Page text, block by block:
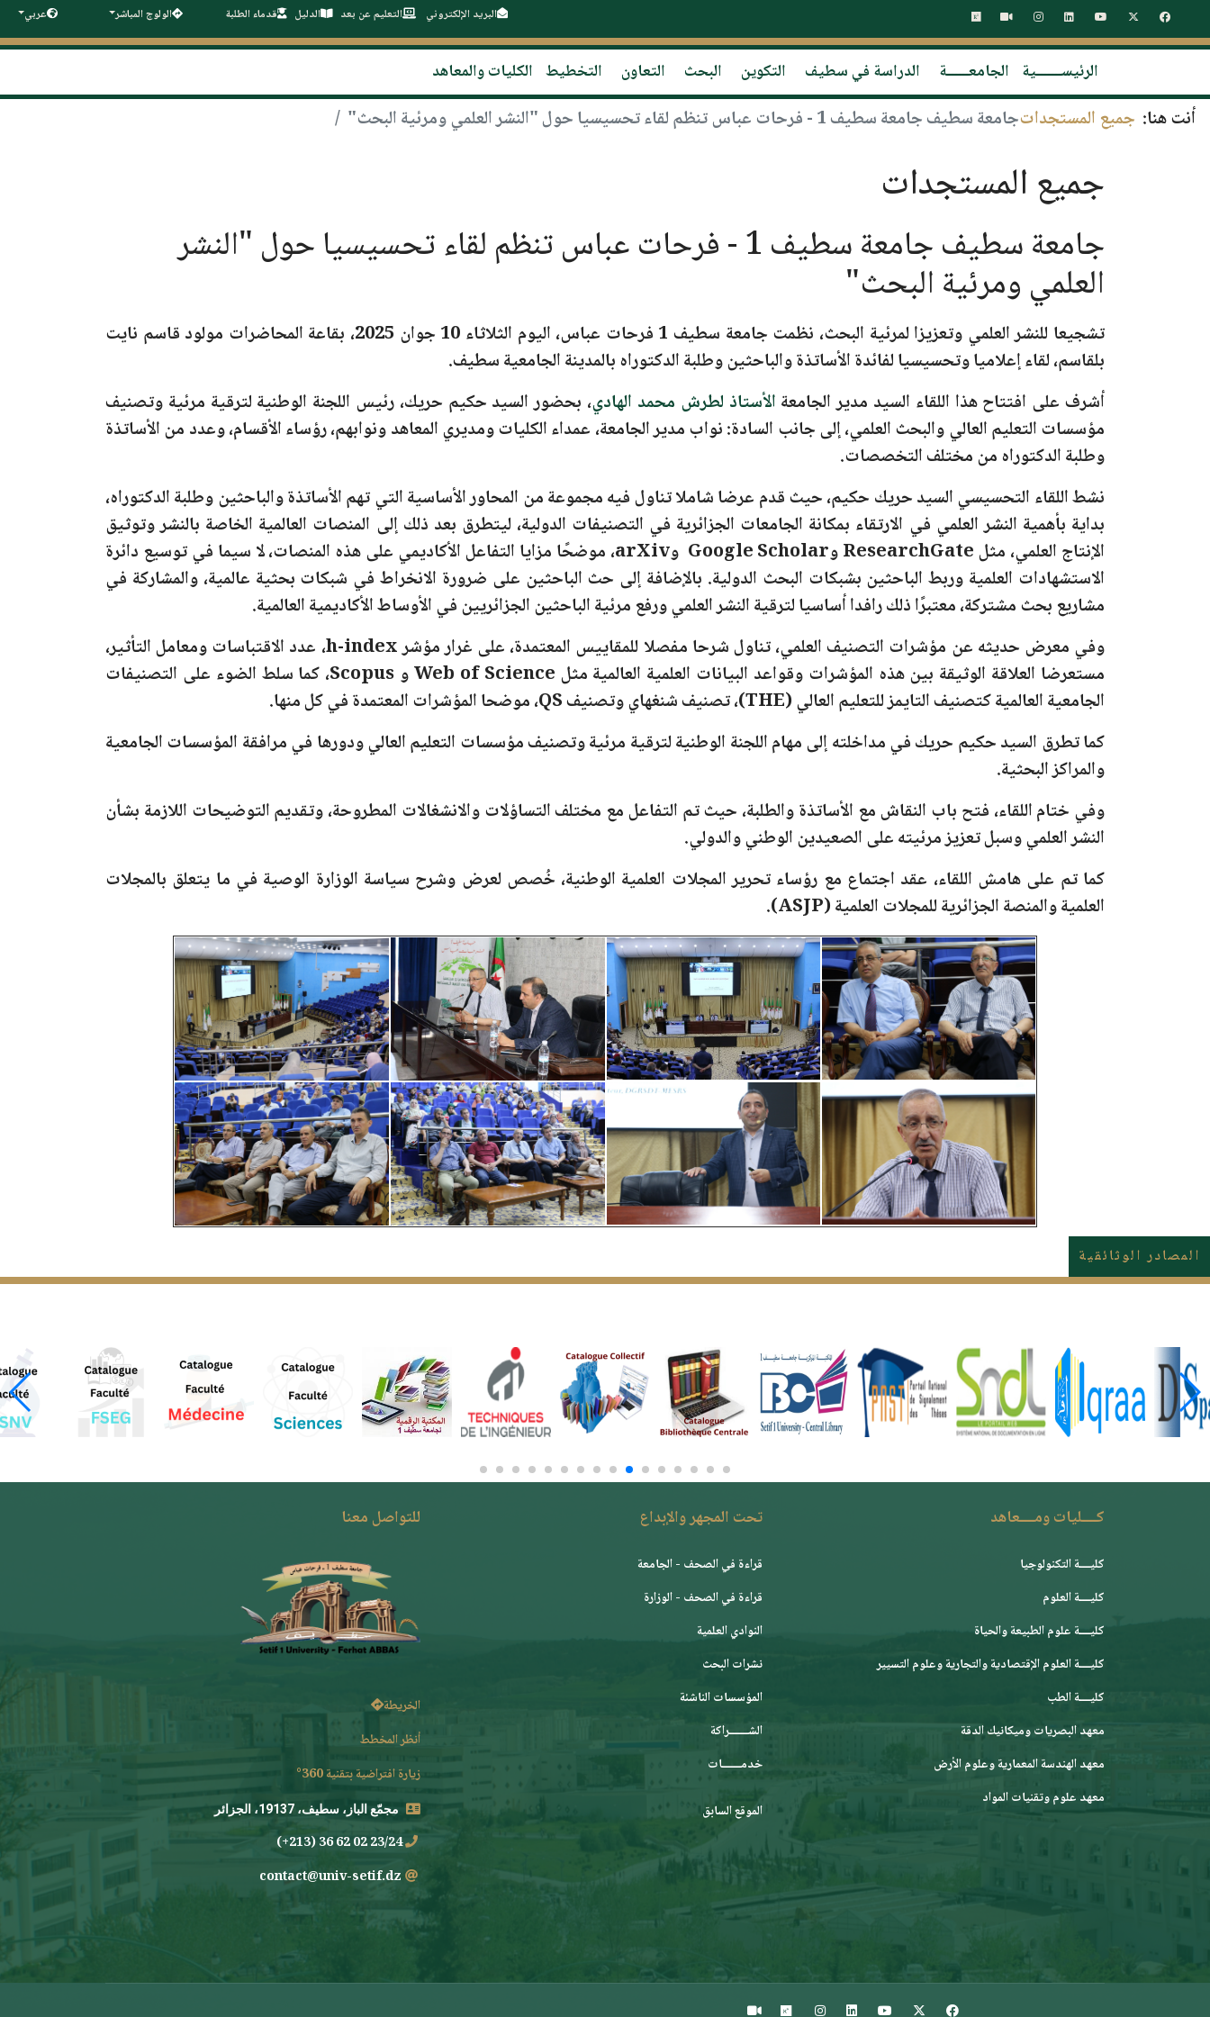
البريد الإلكتروني التعليم عن بعد الدليل قدماء الطلبة الولوج المباشر عربي
الرئيســـــــية الجامعــــــة الدراسة في سطيف التكوين البحث التعاون التخطيط الكليات والمعاهد
أنت هنا: جميع المستجداتجامعة سطيف جامعة سطيف 1 - فرحات عباس تنظم لقاء تحسيسيا حول "النشر العلمي ومرئية البحث"
جميع المستجدات
جامعة سطيف جامعة سطيف 1 - فرحات عباس تنظم لقاء تحسيسيا حول "النشر
العلمي ومرئية البحث"
تشجيعا للنشر العلمي وتعزيزا لمرئية البحث، نظمت جامعة سطيف 1 فرحات عباس ، اليوم الثلاثاء 10 جوان 2025،
بقاعة المحاضرات مولود قاسم نايت
بلقاسم، لقاء إعلاميا وتحسيسيا لفائدة الأساتذة والباحثين وطلبة الدكتوراه بالمدينة الجامعية سطيف.
أشرف على افتتاح هذا اللقاء السيد مدير الجامعة الأستاذ لطرش محمد الهادي، بحضور السيد حكيم حريك، رئيس اللجنة الوطنية لترقية مرئية وتصنيف
مؤسسات التعليم العالي والبحث العلمي، إلى جانب السادة: نواب مدير الجامعة، عمداء الكليات ومديري المعاهد ونوابهم، رؤساء الأقسام، وعدد من الأساتذة
وطلبة الدكتوراه من مختلف التخصصات.
نشط اللقاء التحسيسي السيد حريك حكيم، حيث قدم عرضا شاملا تناول فيه مجموعة من المحاور الأساسية التي تهم الأساتذة والباحثين وطلبة الدكتوراه،
بداية بأهمية النشر العلمي في الارتقاء بمكانة الجامعات الجزائرية في التصنيفات الدولية، ليتطرق بعد ذلك إلى المنصات العالمية الخاصة بالنشر وتوثيق
الإنتاج العلمي، مثلResearchGate وGoogle Scholar وarXiv
، موضحًا مزايا التفاعل الأكاديمي على هذه المنصات، لا سيما في توسيع دائرة
الاستشهادات العلمية وربط الباحثين بشبكات البحث الدولية. بالإضافة إلى حث الباحثين على ضرورة الانخراط في شبكات بحثية عالمية، والمشاركة في
مشاريع بحث مشتركة، معتبرًا ذلك رافدا أساسيا لترقية النشر العلمي ورفع مرئية الباحثين الجزائريين في الأوساط الأكاديمية العالمية.
وفي معرض حديثه عن مؤشرات التصنيف العلمي، تناول شرحا مفصلا للمقاييس المعتمدة، على غرار مؤشرh-index
، عدد الاقتباسات ومعامل التأثير،
مستعرضا العلاقة الوثيقة بين هذه المؤشرات وقواعد البيانات العلمية العالمية مثل Web of Scienceو Scopus
، كما سلط الضوء على التصنيفات
الجامعية العالمية كتصنيف التايمز للتعليم العالي(THE) ، تصنيف شنغهاي وتصنيفQS، موضحا المؤشرات المعتمدة في كل منها.
كما تطرق السيد حكيم حريكفي مداخلته إلى مهام اللجنة الوطنية لترقية مرئية وتصنيف مؤسسات التعليم العالي ودورها في مرافقة المؤسسات الجامعية
والمراكز البحثية.
وفي ختام اللقاء، فتح باب النقاش مع الأساتذة والطلبة، حيث تم التفاعل مع مختلف التساؤلات والانشغالات المطروحة، وتقديم التوضيحات اللازمة بشأن
النشر العلمي وسبل تعزيز مرئيته على الصعيدين الوطني والدولي.
كما تم على هامش اللقاء، عقد اجتماع مع رؤساء تحرير المجلات العلمية الوطنية، خُصص لعرض وشرح سياسة الوزارة الوصية في ما يتعلق بالمجلات
العلمية والمنصة الجزائرية للمجلات العلمية(ASJP)
.
المصادر الوثائقية
كــــليات ومــــعاهد
كليــــة التكنولوجيا
كليــــة العلوم
كليــــة علوم الطبيعة والحياة
كليــــة العلوم الإقتصادية والتجارية وعلوم التسيير
كليــــة الطب
معهد البصريات وميكانيك الدقة
معهد الهندسة المعمارية وعلوم الأرض
معهد علوم وتقنيات المواد
تحت المجهر والإبداع
قراءة في الصحف - الجامعة
قراءة في الصحف - الوزارة
النوادي العلمية
نشرات البحث
المؤسسات الناشئة
الشـــــــراكة
خدمـــــــات
الموقع السابق
للتواصل معنا
الخريطة
أنظر المخطط
زيارة افتراضية بتقنية 360°
مجمّع الباز، سطيف، 19137، الجزائر
23/24 02 62 36 (213+)
contact@univ-setif.dz